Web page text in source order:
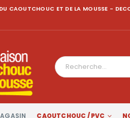
CAOUTCHOUC ET DE LA MOUSSE -
CAOUTCHOUC / PVC